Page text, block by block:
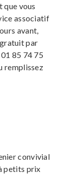
que vous
associatif
avant,
par
01 85 74 75
remplissez
convivial
petits prix